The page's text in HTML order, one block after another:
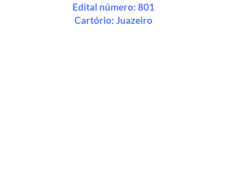
Edital número: 801
Cartório: Juazeiro